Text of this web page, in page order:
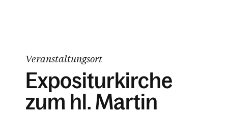
Veranstaltungsort
Expositurkirche
zum hl. Martin